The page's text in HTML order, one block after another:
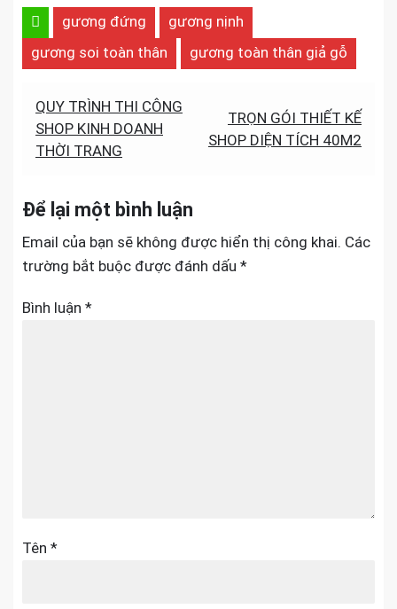
gương đứng
gương nịnh
gương soi toàn thân
gương toàn thân giả gỗ
Điều
hướng
bài
QUY TRÌNH THI CÔNG
SHOP KINH DOANH
THỜI TRANG
TRỌN GÓI THIẾT KẾ
SHOP DIỆN TÍCH 40M2
Để lại một bình luận
Email của bạn sẽ không được hiển thị công khai. Các
trường bắt buộc được đánh dấu *
Bình luận *
Tên *